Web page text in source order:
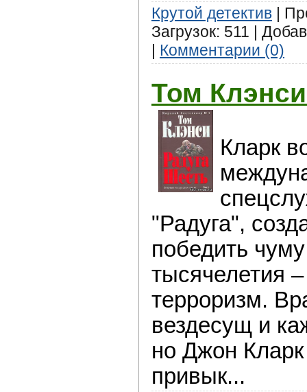
Крутой детектив |
Загрузок: 511 |
| Комментарии (0)
Том
Кларк
"Радуга",
победить чуму
тысячелетия
терроризм.
вездесущ и
но Джон Кларк
привык...